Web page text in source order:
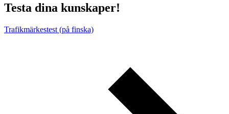
Testa dina kunskaper!
Trafikmärkestest (på finska)